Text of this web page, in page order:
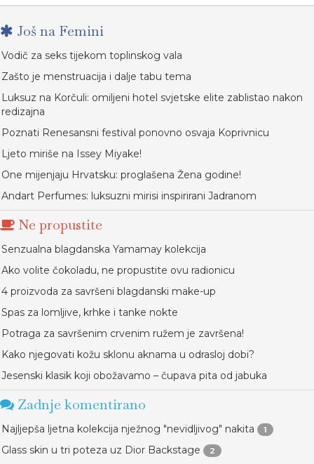
Još na Femini
Vodič za seks tijekom toplinskog vala
Zašto je menstruacija i dalje tabu tema
Luksuz na Korčuli: omiljeni hotel svjetske elite zablistao nakon
redizajna
Poznati Renesansni festival ponovno osvaja Koprivnicu
Ljeto miriše na Issey Miyake!
One mijenjaju Hrvatsku: proglašena Žena godine!
Andart Perfumes: luksuzni mirisi inspirirani Jadranom
Ne propustite
Senzualna blagdanska Yamamay kolekcija
Ako volite čokoladu, ne propustite ovu radionicu
4 proizvoda za savršeni blagdanski make-up
Spas za lomljive, krhke i tanke nokte
Potraga za savršenim crvenim ružem je završena!
Kako njegovati kožu sklonu aknama u odrasloj dobi?
Jesenski klasik koji obožavamo – čupava pita od jabuka
Zadnje komentirano
Najljepša ljetna kolekcija nježnog "nevidljivog" nakita 1
Glass skin u tri poteza uz Dior Backstage 2